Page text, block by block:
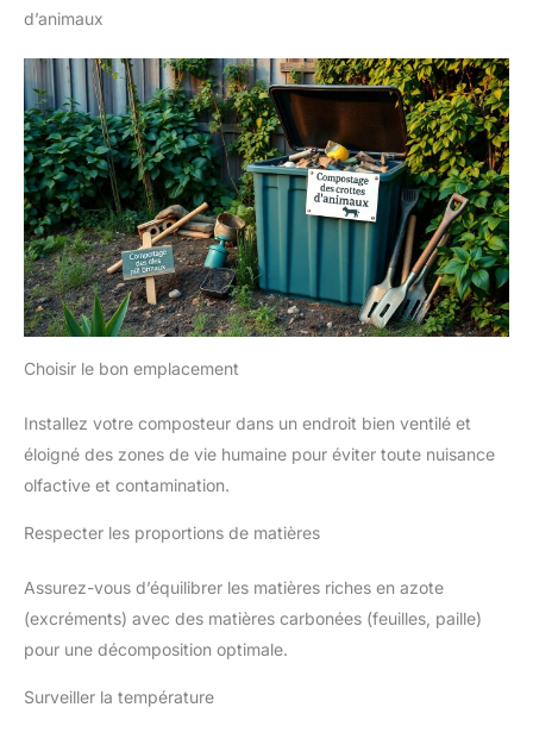
d’animaux
Choisir le bon emplacement
Installez votre composteur dans un endroit bien ventilé et
éloigné des zones de vie humaine pour éviter toute nuisance
olfactive et contamination.
Respecter les proportions de matières
Assurez-vous d’équilibrer les matières riches en azote
(excréments) avec des matières carbonées (feuilles, paille)
pour une décomposition optimale.
Surveiller la température